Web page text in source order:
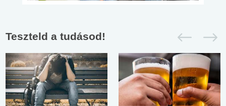
Teszteld a tudásod!